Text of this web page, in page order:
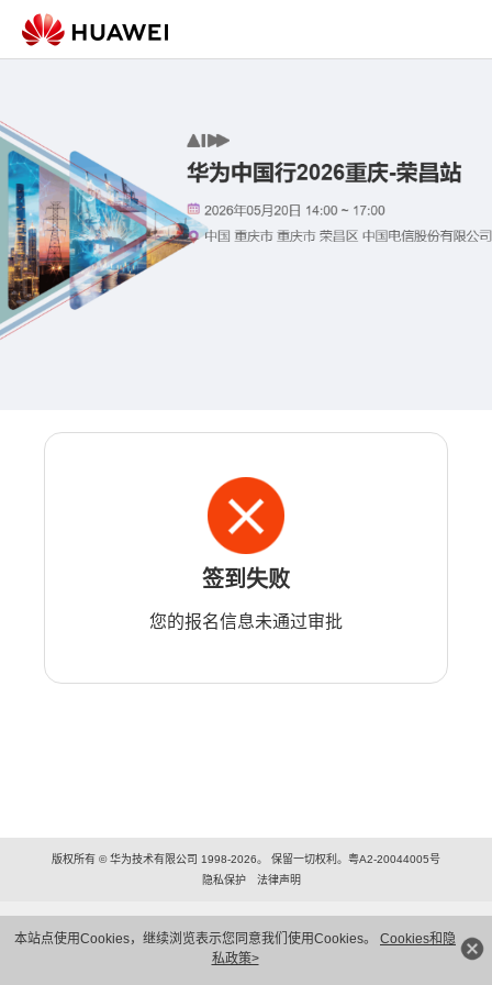
本站点使用Cookies，继续浏览表示您同意我们使用Cookies。 Cookies和隐
私政策>
签到失败
您的报名信息未通过审批
版权所有 © 华为技术有限公司 1998-2026。 保留一切权利。粤A2-20044005号
隐私保护
法律声明